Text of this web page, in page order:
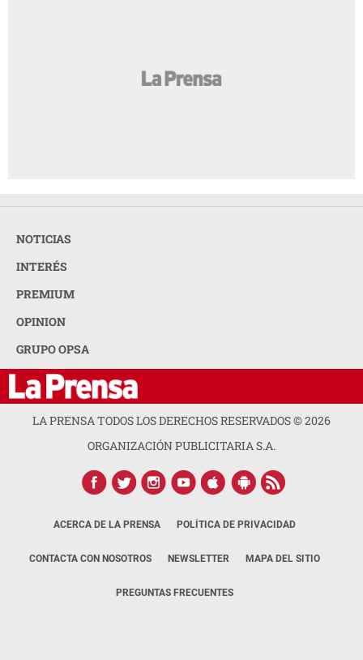
NOTICIAS
INTERÉS
PREMIUM
OPINION
GRUPO OPSA
LA PRENSA TODOS LOS DERECHOS RESERVADOS ©2026
ORGANIZACIÓN PUBLICITARIA S.A.
ACERCA DE LA PRENSA POLÍTICA DE PRIVACIDAD
CONTACTA CON NOSOTROS NEWSLETTER MAPA DEL SITIO
PREGUNTAS FRECUENTES